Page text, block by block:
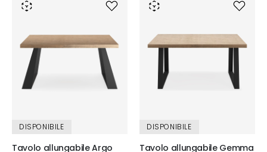
DISPONIBILE
Tavolo allungabile Argo
DISPONIBILE
Tavolo allungabile Gemma